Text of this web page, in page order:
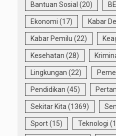
Bantuan Sosial (20)
Ekonomi (17) Kabar
Kabar Pemilu (22)
Kesehatan (28)
Lingkungan (22)
Pendidikan (45)
Sekitar Kita (1369)
Sport(15) Teknologi